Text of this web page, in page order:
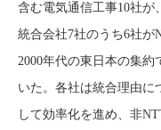
含む電気通信工事10社が
統合会社7社のうち6社が
2000年代の東日本の集
いた。各社は統合理由に
して効率化を進め、非